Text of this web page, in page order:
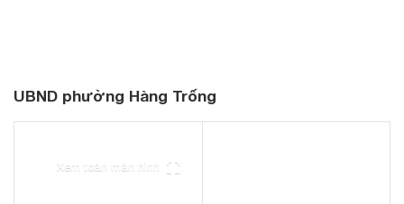
UBND phường Hàng Trống
Xem toàn màn hình